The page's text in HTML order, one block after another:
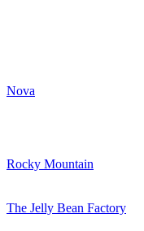
Nova
Rocky Mountain
The Jelly Bean Factory